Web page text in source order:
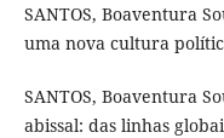
SANTOS, Boaventura
uma nova cultura
SANTOS, Boaventura
abissal: das linhas